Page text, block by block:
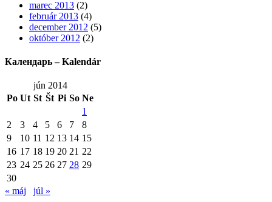
marec 2013 (2)
február 2013 (4)
december 2012 (5)
október 2012 (2)
Календарь – Kalendár
jún 2014
Po Ut St Št Pi So Ne
1
2
3 4 5 6 7
8
9
10 11 12 13 14 15
16 17 18 19 20 21 22
23 24 25 26 27 28 29
30
« máj
júl »